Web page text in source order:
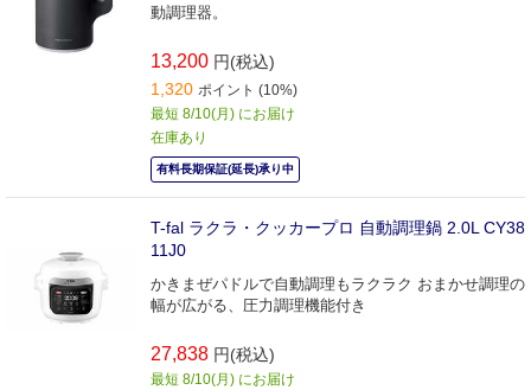
動調理器。
13,200 円(税込)
1,320 ポイント (10%)
最短 8/10(月) にお届け
在庫あり
有料長期保証(延長)承り中
T-fal ラクラ・クッカープロ 自動調理鍋 2.0L CY38
11J0
かきまぜパドルで自動調理もラクラク おまかせ調理の
幅が広がる、圧力調理機能付き
27,838 円(税込)
最短 8/10(月) にお届け